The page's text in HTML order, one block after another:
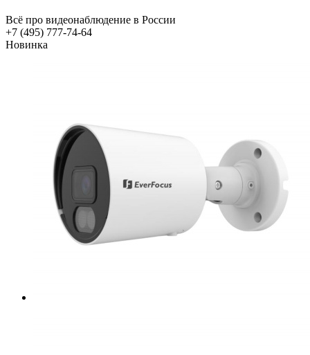
Всё про видеонаблюдение в России
+7 (495) 777-74-64
Новинка